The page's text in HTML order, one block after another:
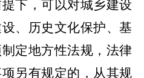
下，可以对城乡建设
、历史文化保护、基
定地方性法规，法律
另有规定的，从其规